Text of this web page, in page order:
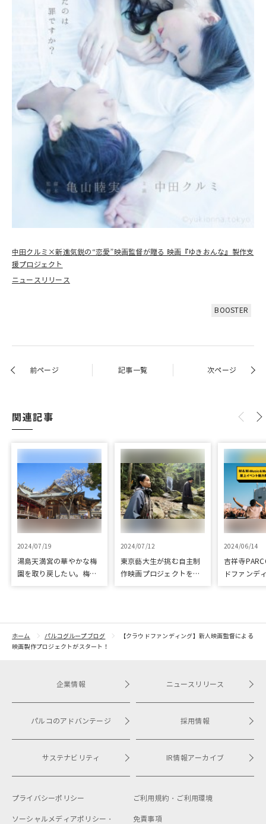
中田クルミ×新進気鋭の“恋愛”映画監督が贈る 映画『ゆきおんな』製作支
援プロジェクト
ニュースリリース
BOOSTER
前ページ 記事一覧 次ページ
関連記事
2024/07/19
湯島天満宮の華やかな梅
園を取り戻したい。梅園
2024/07/12
東京藝大生が挑む自主制
作映画プロジェクトをク
2024/06/14
吉祥寺
ドファンデ
ホーム パルコグループブログ
【クラウドファンディング】新人映画監督による
映画製作プロジェクトがスタート！
企業情報
パルコのアドバンテージ
サステナビリティ
ニュースリリース
採用情報
IR情報アーカイブ
プライバシーポリシー ご利用規約・ ご利用環境
ソーシャルメディアポリシー・ 免責事項